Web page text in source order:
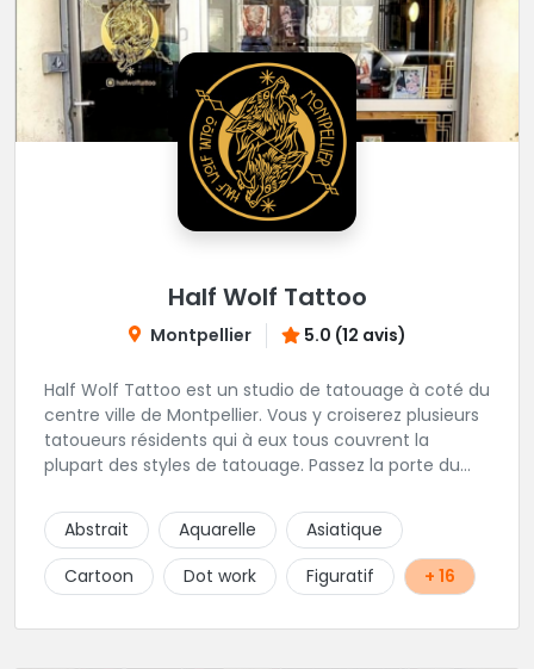
Half Wolf Tattoo
Montpellier 5.0 (12 avis)
Half Wolf Tattoo est un studio de tatouage à coté du
centre ville de Montpellier. Vous y croiserez plusieurs
tatoueurs résidents qui à eux tous couvrent la
plupart des styles de tatouage. Passez la porte du
sympathique et conviviale. Foncez ! Tramway ligne 3
- plan cabanes Tramway ligne 4 - peyrou
Abstrait Aquarelle
Asiatique
Cartoon
Dot work Figuratif + 16